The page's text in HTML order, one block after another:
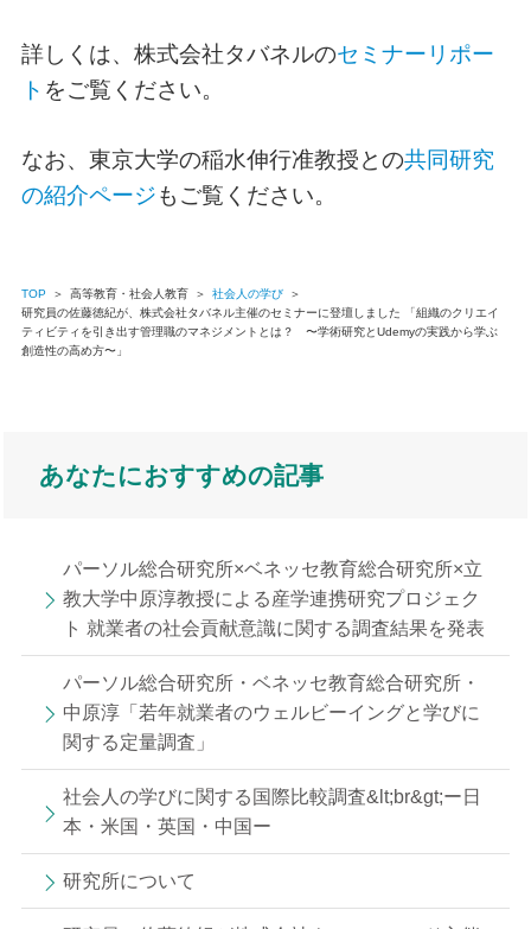
詳しくは、株式会社タバネルのセミナーリポー
ト をご覧ください。
なお、東京大学の稲水伸行准教授との共同研究
の紹介ページもご覧ください。
TOP ＞ 高等教育・社会人教育 ＞ 社会人の学び
＞
研究員の佐藤徳紀が、株式会社タバネル主催のセミナーに登壇しました 「組織のクリエイ
ティビティを引き出す管理職のマネジメントとは？ 〜学術研究とUdemyの実践から学ぶ
創造性の高め方〜」
あなたにおすすめの記事
パーソル総合研究所×ベネッセ教育総合研究所×立
教大学中原淳教授による産学連携研究プロジェク
ト 就業者の社会貢献意識に関する調査結果を発表
パーソル総合研究所・ベネッセ教育総合研究所・
中原淳「若年就業者のウェルビーイングと学びに
関する定量調査」
社会人の学びに関する国際比較調査&lt;br&gt;ー日
本・米国・英国・中国ー
研究所について